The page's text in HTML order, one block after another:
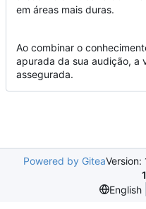
em áreas mais duras.
Ao combinar o
apurada da sua audição, a
assegurada.
Powered by GiteaVersion:
English